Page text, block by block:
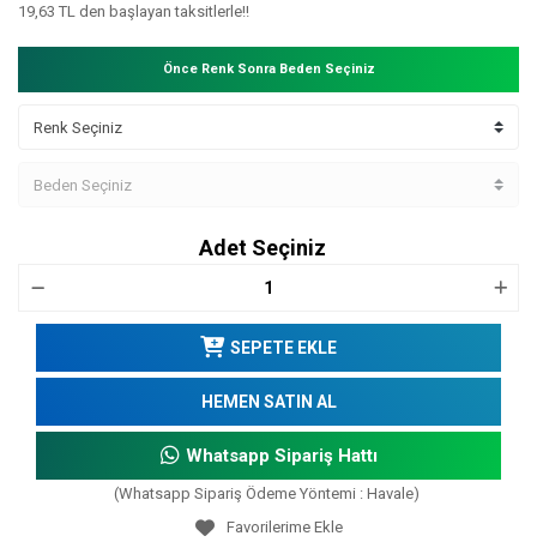
19,63 TL den başlayan taksitlerle!!
Önce Renk Sonra Beden Seçiniz
Adet Seçiniz
SEPETE EKLE
HEMEN SATIN AL
Whatsapp Sipariş Hattı
(Whatsapp Sipariş Ödeme Yöntemi : Havale)